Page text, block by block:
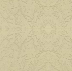
Сад, цветы